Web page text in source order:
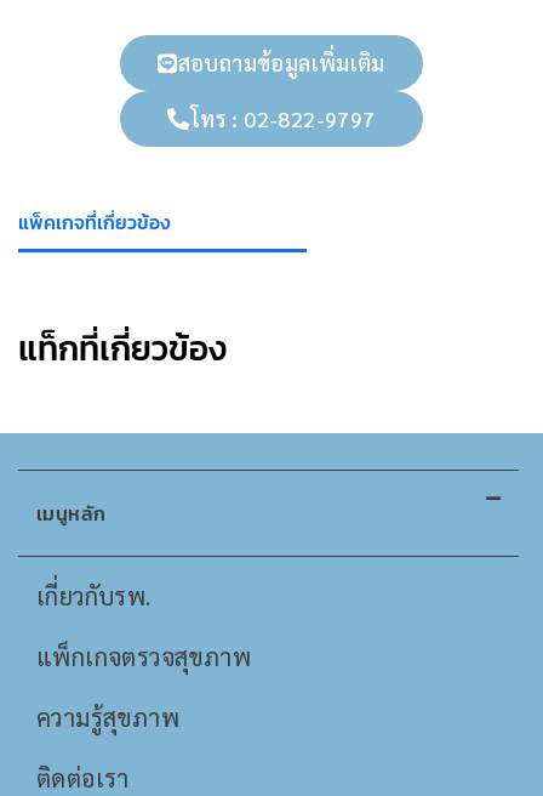
สอบถามข้อมูลเพิ่มเติม
โทร : 02-822-9797
แพ็คเกจที่เกี่ยวข้อง
แท็กที่เกี่ยวข้อง
เมนูหลัก
เกี่ยวกับรพ.
แพ็กเกจตรวจสุขภาพ
ความรู้สุขภาพ
ติดต่อเรา